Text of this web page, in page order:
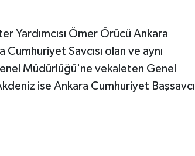
Yardımcısı Ömer Örücü Ankara
Savcısı olan ve aynı
Müdürlüğü'ne vekaleten Genel
ise Ankara Cumhuriyet Başsavcı